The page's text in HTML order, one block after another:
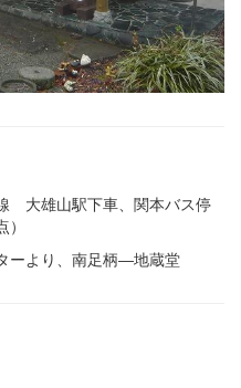
大雄山駅下車、関本バス停
ーより、南足柄―地蔵堂